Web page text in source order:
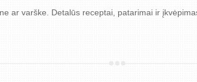
ar varške. Detalūs receptai, patarimai ir